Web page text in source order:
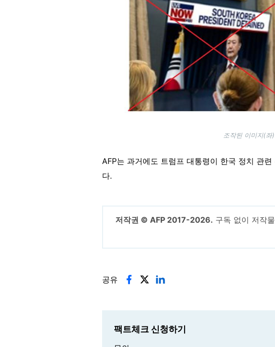
조작된 이미지(좌
AFP는 과거에도 트럼프 대통령이 한국 정치 관
다.
저작권 © AFP 2017-2026. 구독 없이 저작
공유
팩트체크 신청하기